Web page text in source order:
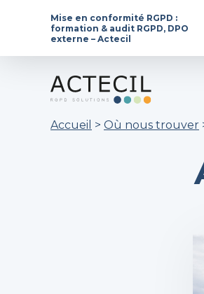
Mise en conformité RGPD :
formation & audit RGPD, DPO
externe – Actecil
Accueil > Où nous trouver